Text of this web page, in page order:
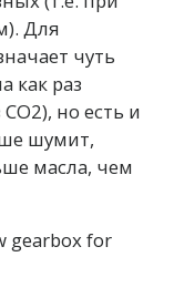
Для
чуть
как раз
но есть и
шумит,
масла, чем